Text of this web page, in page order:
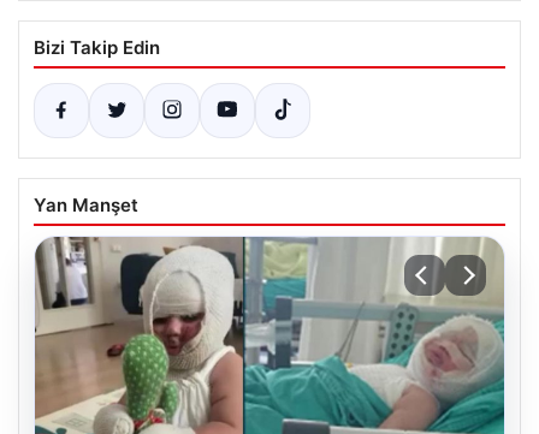
Bizi Takip Edin
Yan Manşet